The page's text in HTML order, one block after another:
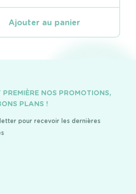
Ajouter au panier
NOS PROMOTIONS,
PLANS !
pour recevoir les dernières